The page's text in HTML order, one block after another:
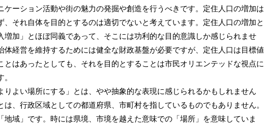
ケーション活動や街の魅力の発掘や創造を行うべきです。定住人口の増加は
、それ自体を目的とするのは適切でないと考えています。定住人口の増加と
増加」とほぼ同義であって、そこには功利的な目的意識しか感じられませ
体経営を維持するためには健全な財政基盤が必要ですが、定住人口は目標値
とはあったとしても、それを目的とすることは市民オリエンテッドな視点に
よい場所にする」とは、やや抽象的な表現に感じられるかもしれません
は、行政区域としての都道府県、市町村を指しているものでもありません。
地域」です。時には県境、市境を越えた意味での「場所」を意味していま